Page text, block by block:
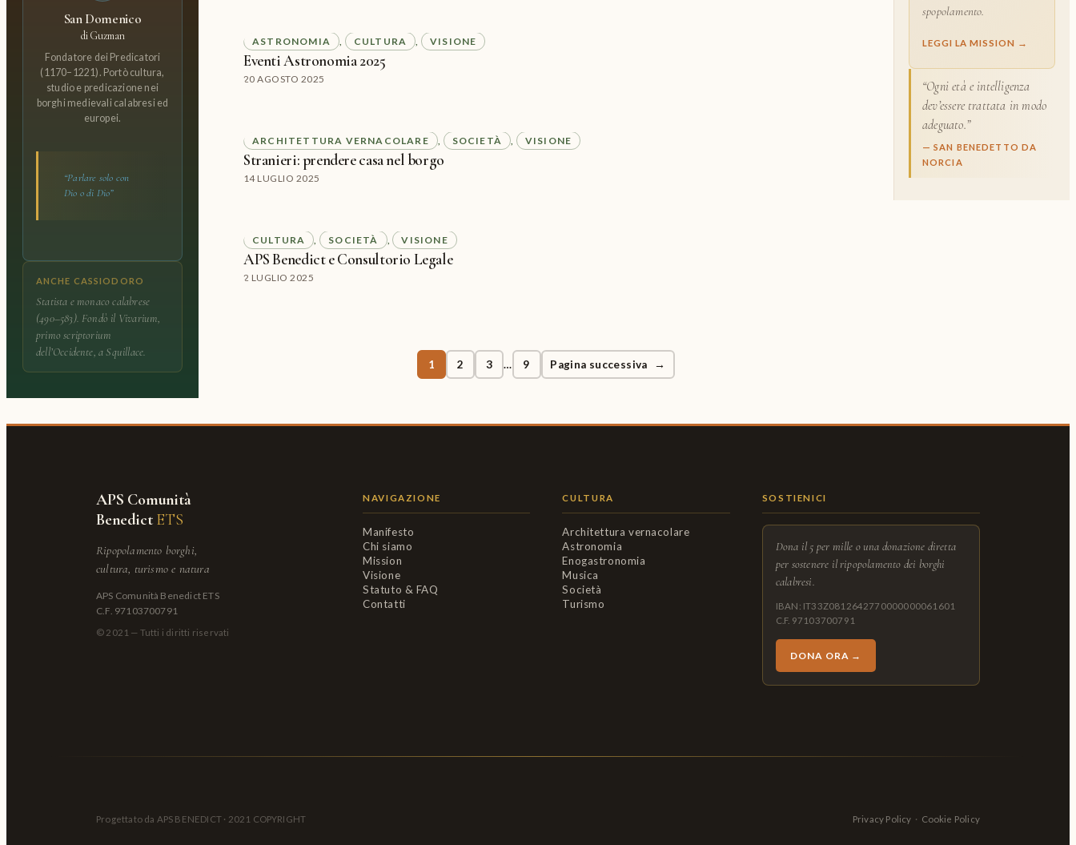
San Domenico
di Guzman
Fondatore dei Predicatori
(1170–1221). Portò cultura,
studio e predicazione nei
borghi medievali calabresi ed
europei.
“Parlare solo con
Dio o di Dio”
ANCHE CASSIODORO
Statista e monaco calabrese
(490–583). Fondò il Vivarium,
primo scriptorium
dell’Occidente, a Squillace.
ASTRONOMIA CULTURA VISIONE
Eventi Astronomia 2025
20 AGOSTO 2025
ARCHITETTURA VERNACOLARE , SOCIETÀ VISIONE
Stranieri: prendere casa nel borgo
14 LUGLIO 2025
CULTURA , SOCIETÀ , VISIONE
APS Benedict e Consultorio Legale
2 LUGLIO 2025
1 2 3 … 9 Pagina successiva →
spopolamento.
LEGGI LA MISSION →
“Ogni età e intelligenza
dev’essere trattata in modo
adeguato.”
— SAN BENEDETTO DA
NORCIA
APS Comunità
Benedict ETS
Ripopolamento borghi,
cultura, turismo e natura
APS Comunità Benedict ETS
C.F. 97103700791
© 2021 — Tutti i diritti riservati
NAVIGAZIONE
Manifesto
Chi siamo
Mission
Visione
Statuto & FAQ
Contatti
CULTURA
Architettura vernacolare
Astronomia
Enogastronomia
Musica
Società
Turismo
SOSTIENICI
Dona il 5 per mille o una donazione diretta
per sostenere il ripopolamento dei borghi
calabresi.
IBAN: IT33Z0812642770000000061601
C.F. 97103700791
DONA ORA →
Progettato da APS BENEDICT · 2021 COPYRIGHT Privacy Policy · Cookie Policy